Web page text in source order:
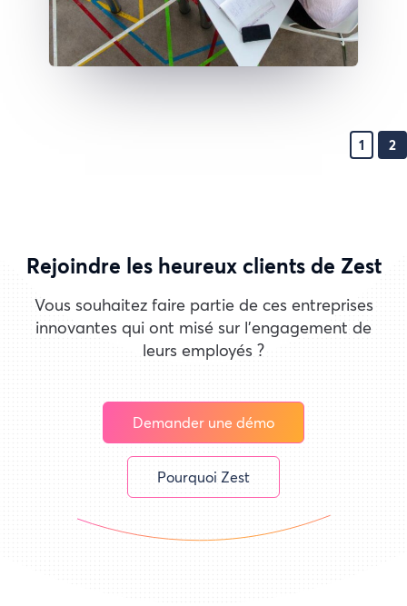
1 2
Rejoindre les heureux clients de Zest
Vous souhaitez faire partie de ces entreprises
innovantes qui ont misé sur l'engagement de
leurs employés ?
Pourquoi Zest
Demander une démo